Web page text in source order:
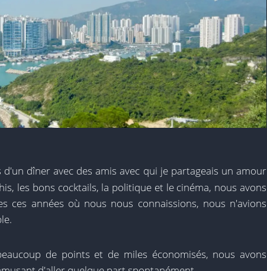
dîner avec des amis avec qui je partageais un amour
les bons cocktails, la politique et le cinéma, nous avons
ces années où nous nous connaissions, nous n'avions
de points et de miles économisés, nous avons